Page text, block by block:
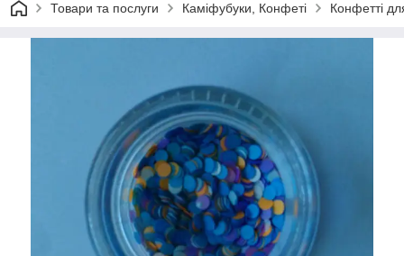
Товари та послуги Каміфубуки, Конфеті Конфетті